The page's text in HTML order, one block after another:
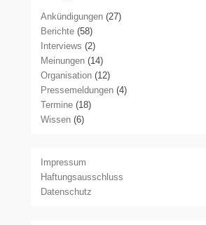
Ankündigungen (27)
Berichte (58)
Interviews (2)
Meinungen (14)
Organisation (12)
Pressemeldungen (4)
Termine (18)
Wissen (6)
Impressum
Haftungsausschluss
Datenschutz